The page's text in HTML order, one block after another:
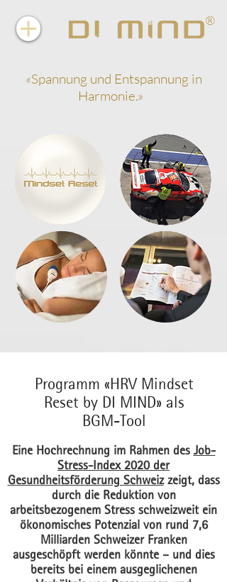
«Spannung und Entspannung in
Harmonie.»
Programm «HRV Mindset
Reset by DI MIND» als
BGM-Tool
Eine Hochrechnung im Rahmen des Job-
Stress-Index 2020 der
Gesundheitsförderung Schweizzeigt, dass
durch die Reduktion von
arbeitsbezogenem Stress schweizweit ein
ökonomisches Potenzial von rund 7,6
Milliarden Schweizer Franken
ausgeschöpft werden könnte – und dies
bereits bei einem ausgeglichenen